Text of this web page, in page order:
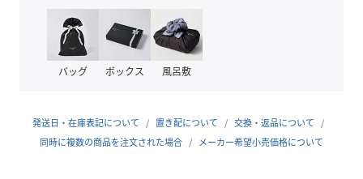
RX9726_26090362000220
(26090362000220-999-999 RX9726
バッグ ボックス 風呂敷
発送日・在庫表記について 置き配について
交換・返品について
同時に複数の商品を注文された場合
メーカー希望小売価格について